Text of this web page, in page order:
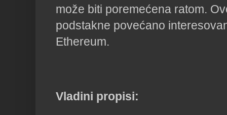
može biti poremećena ratom.
podstakne povećano
Ethereum.
Vladini propisi: